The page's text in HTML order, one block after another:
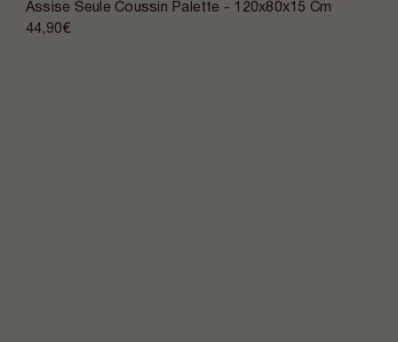
Assise Seule Coussin Palette - 120x80x15 Cm
44,90€